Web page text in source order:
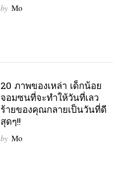
by Mo
20 ภาพของเหล่า เด็กน้อย
จอมซนที่จะทำให้วันที่เลว
ร้ายของคุณกลายเป็นวันที่ดี
สุดๆ!!
by Mo